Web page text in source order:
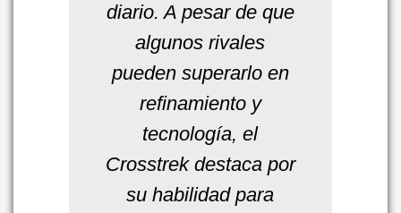
diario. A pesar de que
algunos rivales
pueden superarlo en
refinamiento y
tecnología, el
Crosstrek destaca por
su habilidad para